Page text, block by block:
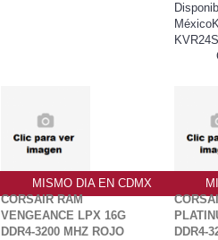
MISMO DIA EN CDMX
CORSAIR RAM
VENGEANCE LPX 16G
DDR4-3200 MHZ ROJO
DDR4-